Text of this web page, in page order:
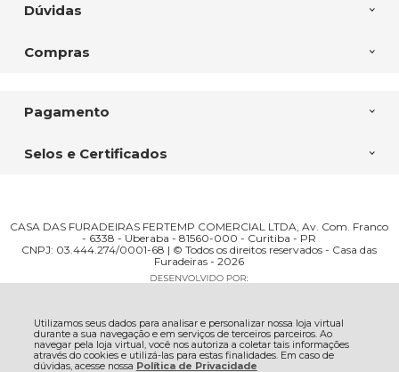
Utilizamos seus dados para analisar e personalizar nossa loja virtual
durante a sua navegação e em serviços de terceiros parceiros. Ao
navegar pela loja virtual, você nos autoriza a coletar tais informações
através do cookies e utilizá-las para estas finalidades. Em caso de
dúvidas, acesse nossa Política de Privacidade
Dúvidas
Compras
Pagamento
Selos e Certificados
CASA DAS FURADEIRAS FERTEMP COMERCIAL LTDA, Av. Com. Franco
- 6338 - Uberaba - 81560-000 - Curitiba - PR
CNPJ: 03.444.274/0001-68 | © Todos os direitos reservados - Casa das
Furadeiras - 2026